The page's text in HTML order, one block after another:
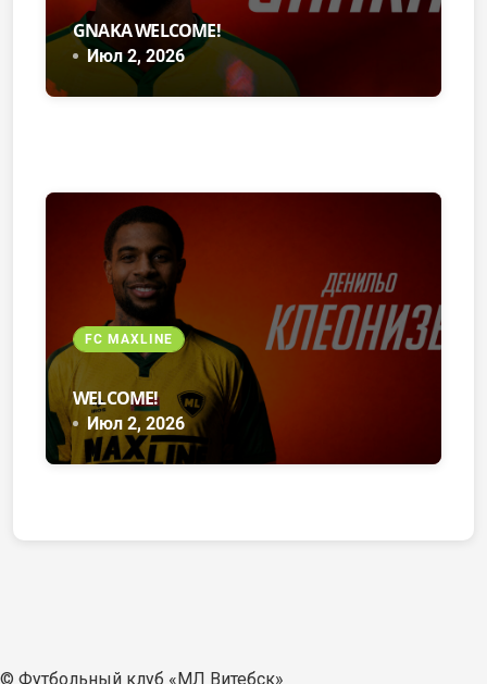
GNAKA WELCOME!
Июл 2, 2026
FC MAXLINE
WELCOME!
Июл 2, 2026
© Футбольный клуб «МЛ Витебск»